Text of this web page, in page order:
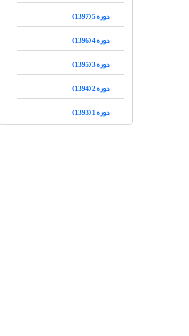
دوره 5 (1397)
دوره 4 (1396)
دوره 3 (1395)
دوره 2 (1394)
دوره 1 (1393)